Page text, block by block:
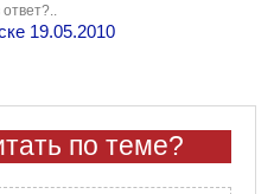
ответ?..
19.05.2010
по теме?